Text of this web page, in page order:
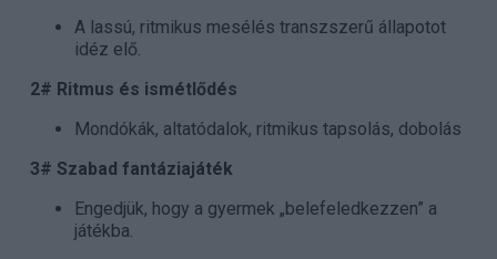
A lassú, ritmikus mesélés transzszerű állapotot
idéz elő.
2# Ritmus és ismétlődés
Mondókák, altatódalok, ritmikus tapsolás, dobolás
3# Szabad fantáziajáték
Engedjük, hogy a gyermek „belefeledkezzen” a
játékba.